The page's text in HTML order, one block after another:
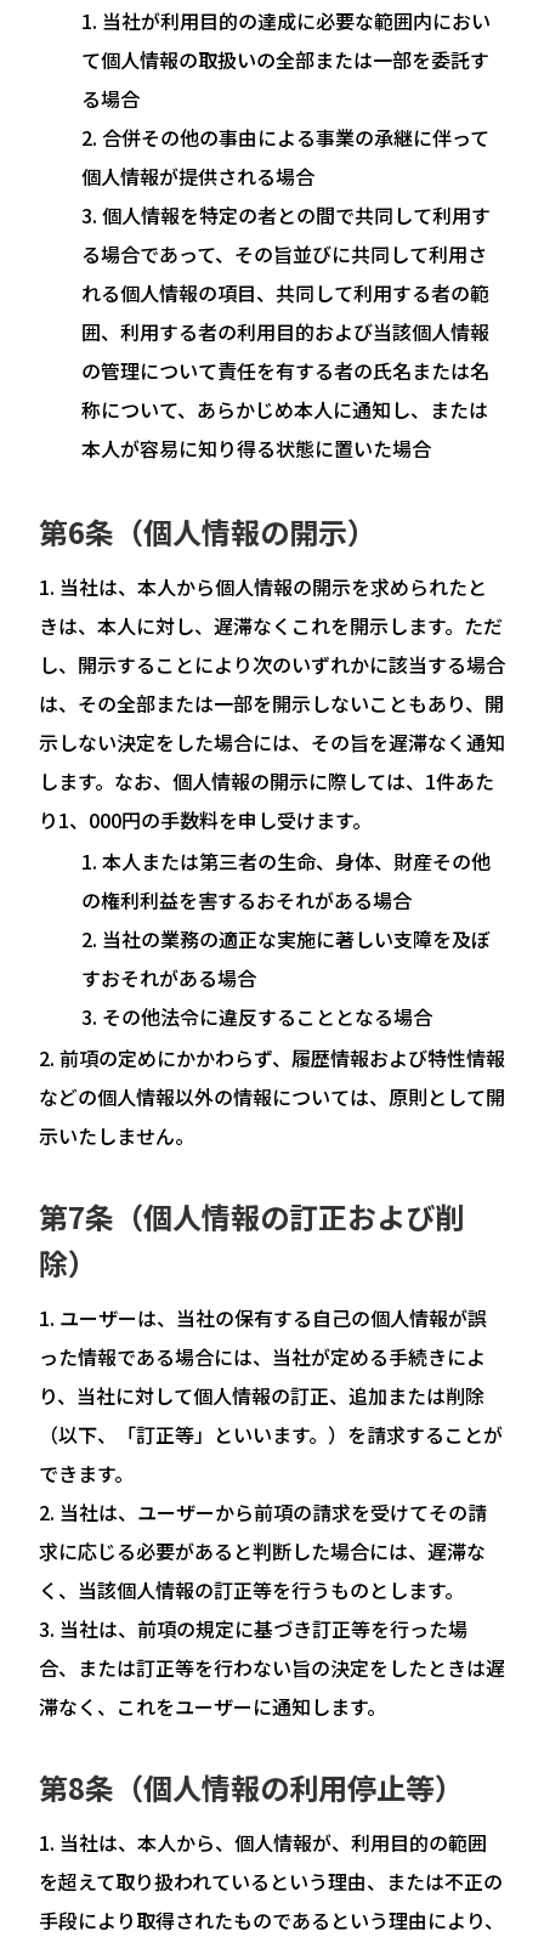
当社が利用目的の達成に必要な範囲内におい
て個人情報の取扱いの全部または一部を委託す
る場合
合併その他の事由による事業の承継に伴って
個人情報が提供される場合
個人情報を特定の者との間で共同して利用す
る場合であって、その旨並びに共同して利用さ
れる個人情報の項目、共同して利用する者の範
囲、利用する者の利用目的および当該個人情報
の管理について責任を有する者の氏名または名
称について、あらかじめ本人に通知し、または
本人が容易に知り得る状態に置いた場合
第6条（個人情報の開示）
当社は、本人から個人情報の開示を求められたと
きは、本人に対し、遅滞なくこれを開示します。ただ
し、開示することにより次のいずれかに該当する場合
は、その全部または一部を開示しないこともあり、開
示しない決定をした場合には、その旨を遅滞なく通知
します。なお、個人情報の開示に際しては、1件あた
り1、000円の手数料を申し受けます。
本人または第三者の生命、身体、財産その他
の権利利益を害するおそれがある場合
当社の業務の適正な実施に著しい支障を及ぼ
すおそれがある場合
その他法令に違反することとなる場合
前項の定めにかかわらず、履歴情報および特性情報
などの個人情報以外の情報については、原則として開
示いたしません。
第7条（個人情報の訂正および削
除）
ユーザーは、当社の保有する自己の個人情報が誤
った情報である場合には、当社が定める手続きによ
り、当社に対して個人情報の訂正、追加または削除
（以下、「訂正等」といいます。）を請求することが
できます。
当社は、ユーザーから前項の請求を受けてその請
求に応じる必要があると判断した場合には、遅滞な
く、当該個人情報の訂正等を行うものとします。
当社は、前項の規定に基づき訂正等を行った場
合、または訂正等を行わない旨の決定をしたときは遅
滞なく、これをユーザーに通知します。
第8条（個人情報の利用停止等）
当社は、本人から、個人情報が、利用目的の範囲
を超えて取り扱われているという理由、または不正の
手段により取得されたものであるという理由により、